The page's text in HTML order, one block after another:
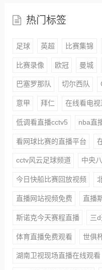
热门标签
足球 英超 比赛集锦
比赛录像 欧冠 曼城
巴塞罗那队 切尔西队
意甲 拜仁 在线看电视
低调看直播cctv5 nba直
看网球比赛的直播平台
cctv风云足球频道 中央
今日快船比赛回放视频
直播网站视频免费 直播
斯诺克今天赛程直播 三
体育直播免费观看 世俱
湖南卫视现场直播在线观看